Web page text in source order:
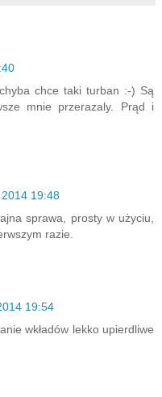
chce taki turban :-) Są
mnie przerazaly. Prąd i
19:48
sprawa, prosty w użyciu,
razie.
19:54
wkładów lekko upierdliwe